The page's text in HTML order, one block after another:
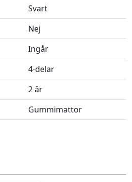
Svart
Nej
Ingår
4-delar
2 år
Gummimattor